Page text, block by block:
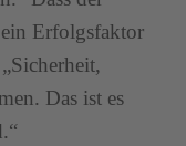
Erfolgsfaktor
Das ist es